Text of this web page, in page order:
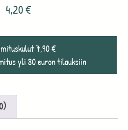
4,20€
7,90 €
yli 80 euron tilauksiin